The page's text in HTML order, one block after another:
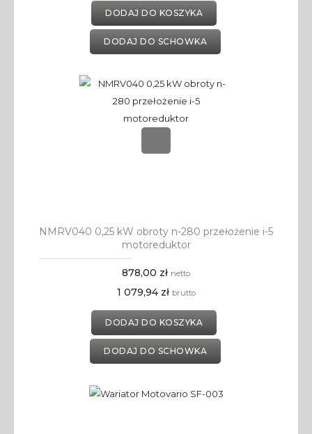
DODAJ DO KOSZYKA
DODAJ DO SCHOWKA
NMRV040 0,25 kW obroty n-280 przełożenie i-5
motoreduktor
878,00 zł netto
1 079,94 zł brutto
DODAJ DO KOSZYKA
DODAJ DO SCHOWKA